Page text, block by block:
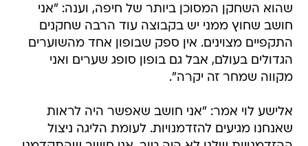
שהוא השחקן המסוכן ביותר של חיפה, וענה: "אני
חושב שחוץ ממני יש בקבוצה עוד הרבה שחקנים
התקפיים מצוינים. אין ספק שבופון אחד מהשוערים
הגדולים בעולם, אבל גם בופון סופג שערים ואני
מקווה שמחר זה יקרה".
אלישע לוי אמר: "אני חושב שאפשר היה לראות
שאנחנו מגיעים להזדמנויות. לעומת הליגה ניצול